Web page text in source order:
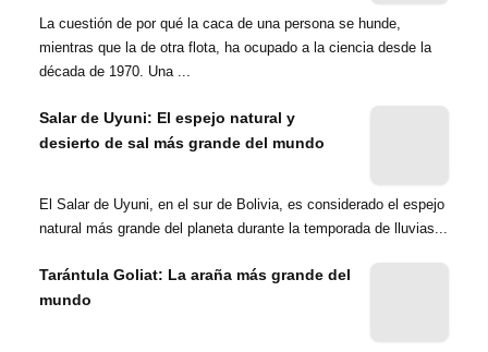
La cuestión de por qué la caca de una persona se hunde,
mientras que la de otra flota, ha ocupado a la ciencia desde la
década de 1970. Una ...
Salar de Uyuni: El espejo natural y
desierto de sal más grande del mundo
El Salar de Uyuni, en el sur de Bolivia, es considerado el espejo
natural más grande del planeta durante la temporada de lluvias...
Tarántula Goliat: La araña más grande del
mundo